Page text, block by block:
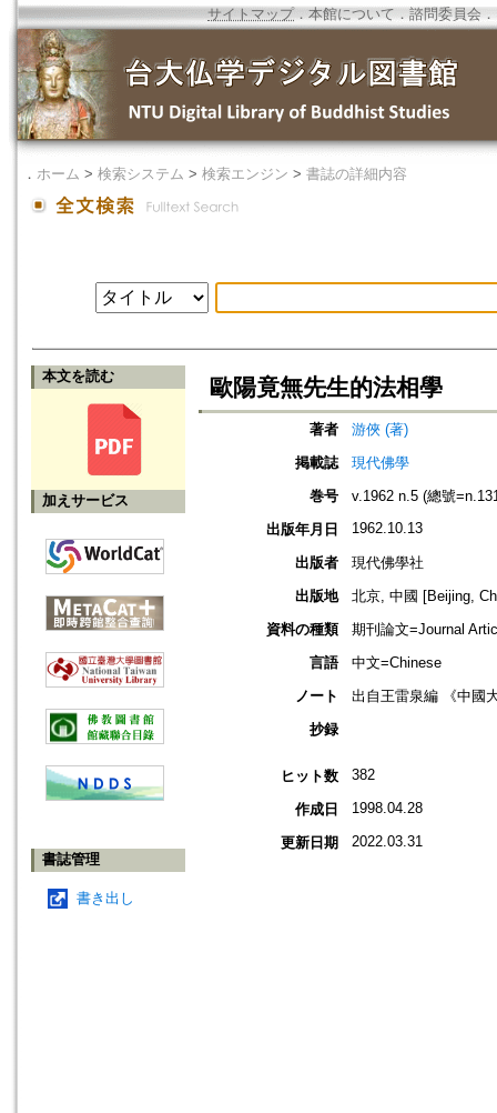
サイトマップ．本館について ． 諮問委員会 ．
． ホーム > 検索システム > 検索エンジン > 書誌の詳細内容
本文を読む
加えサービス
書誌管理
書き出し
歐陽竟無先生的法相學
著者
游俠 (著)
掲載誌
現代佛學
巻号
v.1962 n.5 (總號
出版年月日
1962.10.13
出版者
現代佛學社
出版地
北京, 中國 [Beijing,
資料の種類
期刊論文=Journal
言語
中文=Chinese
ノート
出自王雷泉編 《中國
抄録
ヒット数 382
作成日 1998.04.28
更新日期 2022.03.31